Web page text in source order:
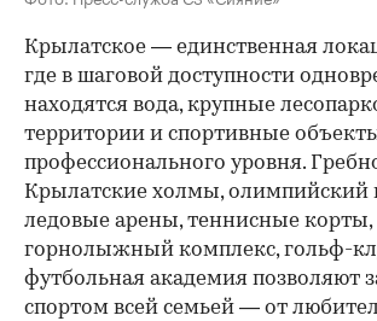
Крылатское — единственная
где в шаговой доступности
находятся вода, крупные
территории и спортивные
профессионального уровня.
Крылатские холмы, олимпийский
ледовые арены, теннисные корты,
горнолыжный комплекс, гольф-
футбольная академия позволяют
спортом всей семьей — от